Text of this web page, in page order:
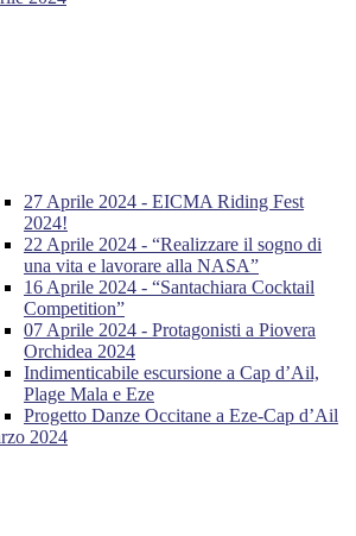
27 Aprile 2024 - EICMA Riding Fest
2024!
22 Aprile 2024 - “Realizzare il sogno di
una vita e lavorare alla NASA”
16 Aprile 2024 - “Santachiara Cocktail
Competition”
07 Aprile 2024 - Protagonisti a Piovera
Orchidea 2024
Indimenticabile escursione a Cap d’Ail,
Plage Mala e Eze
Progetto Danze Occitane a Eze-Cap d’Ail
2024